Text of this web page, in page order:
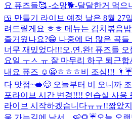
요 퓨즈들🥰 -소망🐕-달달한거 먹으
🍱 만들기 라이브 예정 날은 8월 27
려드릴게요 ㅎㅎ 메뉴는 김치볶음
즐거웠나요?😁 나중에 더 많은 곡
너무 재밌었다!!!오.연.완! 퓨즈들
요일 ㅜㅅ ㅠ 잘 마무리 하구 퇴근합
내요 퓨즈 ☺️😬ㅎㅎㅎ비 조심!!!
다 맛점~🥪😋 오늘부터 비 오니까
포라이브 시간 변경!!!! 연습실 사용
라이브 시작하겠습니다ㅠㅠ!!짧았
울 가는길에 낙서…🍉🌻☔️오늘 오